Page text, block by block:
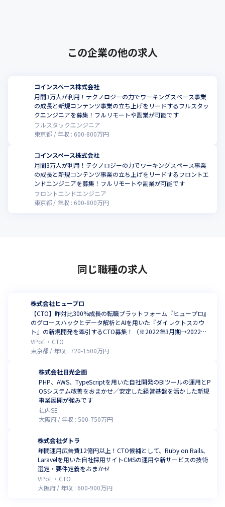
この企業の他の求人
コインスペース株式会社
月間3万人が利用！テクノロジーの力でワーキングスペース事業
の成長と新規コンテンツ事業の立ち上げをリードするフルスタッ
クエンジニアを募集！フルリモートや副業が可能です
フルスタックエンジニア
東京都
年収 : 600-800万円
コインスペース株式会社
月間3万人が利用！テクノロジーの力でワーキングスペース事業
の成長と新規コンテンツ事業の立ち上げをリードするフロントエ
ンドエンジニアを募集！フルリモートや副業が可能です
フロントエンドエンジニア
東京都
年収 : 600-800万円
同じ職種の求人
株式会社ヒュープロ
【CTO】昨対比300%成長の転職プラットフォーム『ヒュープロ』
のグロースハックとデータ解析とAIを用いた『ダイレクトスカウ
ト』の新規開発を牽引するCTO募集！（※2022年3月期→2022年1
2月期｟変則決算で9カ月間｠）
VPoE・CTO
東京都
年収 : 720-1500万円
株式会社日光企画
PHP、AWS、TypeScriptを用いた自社開発のBIツールの運用とP
OSシステム改善をおまかせ／安定した経営基盤を活かした新規
事業展開が強みです
社内SE
大阪府
年収 :500-750万円
株式会社ダトラ
年間運用広告費12億円以上！CTO候補として、Ruby on Rails、
Laravelを用いた自社採用サイトCMSの運用や新サービスの技術
選定・要件定義をおまかせ
VPoE・CTO
大阪府
年収 : 600-900万円